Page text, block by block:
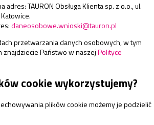
TAURON Obsługa Klienta sp. z o.o., ul.
daneosobowe.wnioski@tauron.pl
przetwarzania danych osobowych, w tym
znajdziecie Państwo w naszejPolityce
cookie wykorzystujemy?
plików cookie możemy je podzielić